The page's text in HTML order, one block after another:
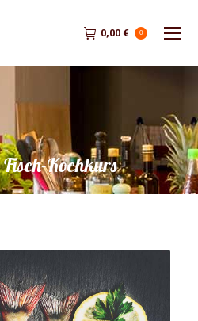
0,00 € 0
Kochkurs